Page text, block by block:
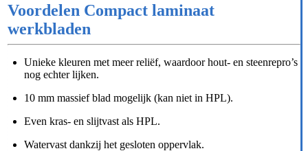
Voordelen Compact laminaat
werkbladen
Unieke kleuren met meer reliëf, waardoor hout- en steenrepro’s
nog echter lijken.
10 mm massief blad mogelijk (kan niet in HPL).
Even kras- en slijtvast als HPL.
Watervast dankzij het gesloten oppervlak.